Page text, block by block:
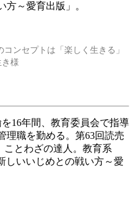
方～愛育出版」。
コンセプトは「楽しく生きる」
様
16年間、教育委員会で指導
理職を勤める。第63回読売
とわざの達人。教育系
しいいじめとの戦い方～愛